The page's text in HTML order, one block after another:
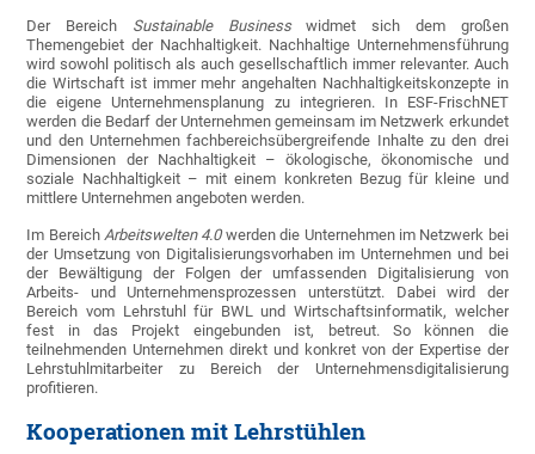
Der Bereich Sustainable Business
widmet sich dem großen
Themengebiet der Nachhaltigkeit. Nachhaltige Unternehmensführung
wird sowohl politisch als auch gesellschaftlich immer relevanter. Auch
die Wirtschaft ist immer mehr angehalten Nachhaltigkeitskonzepte in
die eigene Unternehmensplanung zu integrieren. In ESF-FrischNET
werden die Bedarf der Unternehmen gemeinsam im Netzwerk erkundet
und den Unternehmen fachbereichsübergreifende Inhalte zu den drei
Dimensionen der Nachhaltigkeit – ökologische, ökonomische und
soziale Nachhaltigkeit – mit einem konkreten Bezug für kleine und
mittlere Unternehmen angeboten werden.
Im BereichArbeitswelten 4.0 werden die Unternehmen im Netzwerk bei
der Umsetzung von Digitalisierungsvorhaben im Unternehmen und bei
der Bewältigung der Folgen der umfassenden Digitalisierung von
Arbeits- und Unternehmensprozessen unterstützt. Dabei wird der
Bereich vom Lehrstuhl für BWL und Wirtschaftsinformatik, welcher
fest in das Projekt eingebunden ist, betreut. So können die
teilnehmenden Unternehmen direkt und konkret von der Expertise der
Lehrstuhlmitarbeiter zu Bereich der Unternehmensdigitalisierung
profitieren.
Kooperationen mit Lehrstühlen